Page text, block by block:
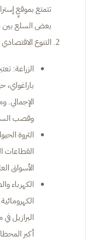
تتمتع بموقعٍ
بعض السلع بين
التنوع الاقتصادي
الزراعة:
الإجمالي.
وقصب
الثروة
القطاعات
الأسواق
الكهرباء
البرازيل
أكبر